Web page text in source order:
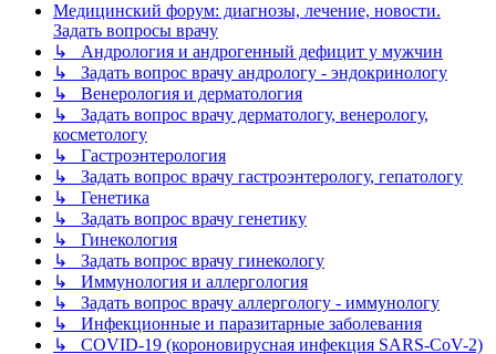
Медицинский форум: диагнозы, лечение, новости.
Задать вопросы врачу
↳ Андрология и андрогенный дефицит у мужчин
↳ Задать вопрос врачу андрологу - эндокринологу
↳ Венерология и дерматология
↳ Задать вопрос врачу дерматологу, венерологу,
косметологу
↳ Гастроэнтерология
↳ Задать вопрос врачу гастроэнтерологу, гепатологу
↳ Генетика
↳ Задать вопрос врачу генетику
↳ Гинекология
↳ Задать вопрос врачу гинекологу
↳ Иммунология и аллергология
↳ Задать вопрос врачу аллергологу - иммунологу
↳ Инфекционные и паразитарные заболевания
↳ COVID-19 (короновирусная инфекция SARS-CoV-2)